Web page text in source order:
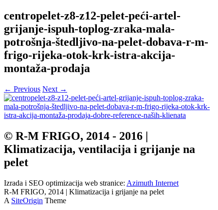
centropelet-z8-z12-pelet-peći-artel-
grijanje-ispuh-toplog-zraka-mala-
potrošnja-štedljivo-na-pelet-dobava-r-m-
frigo-rijeka-otok-krk-istra-akcija-
montaža-prodaja
← Previous Next →
© R-M FRIGO, 2014 - 2016 |
Klimatizacija, ventilacija i grijanje na
pelet
Izrada i SEO optimizacija web stranice: Azimuth Internet
R-M FRIGO, 2014 | Klimatizacija i grijanje na pelet
A SiteOrigin Theme